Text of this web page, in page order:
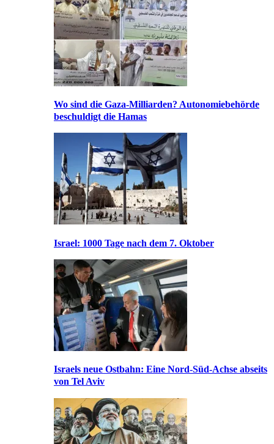
Wo sind die Gaza-Milliarden? Autonomiebehörde
beschuldigt die Hamas
Israel: 1000 Tage nach dem 7. Oktober
Israels neue Ostbahn: Eine Nord-Süd-Achse abseits
von Tel Aviv